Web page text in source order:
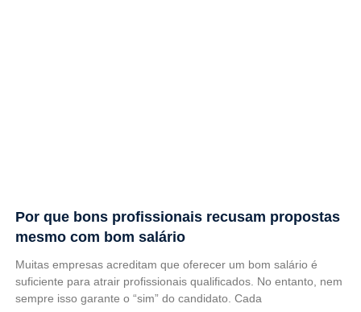
Por que bons profissionais recusam propostas
mesmo com bom salário
Muitas empresas acreditam que oferecer um bom salário é
suficiente para atrair profissionais qualificados. No entanto, nem
sempre isso garante o “sim” do candidato. Cada